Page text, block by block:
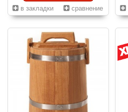
в закладки сравнение